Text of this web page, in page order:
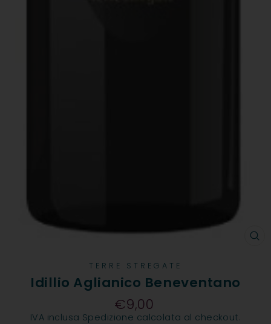
TERRE STREGATE
Idillio Aglianico Beneventano
Prezzo
€9,00
IVA inclusa Spedizione calcolata al checkout.